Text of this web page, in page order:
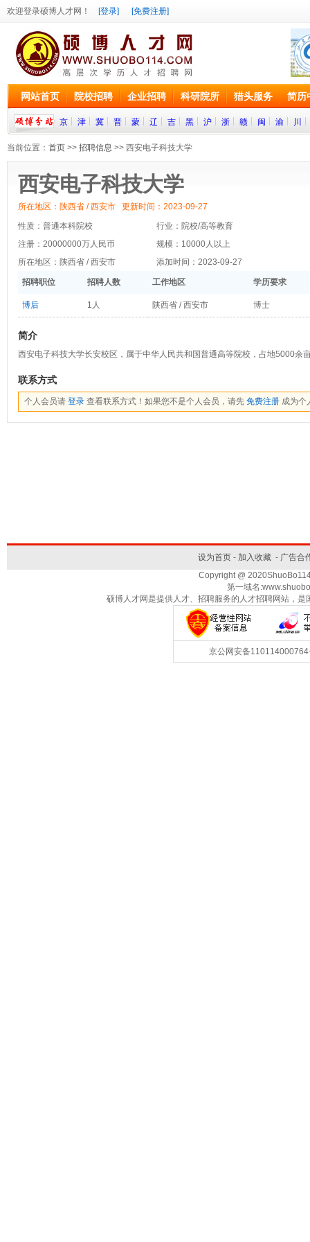
欢迎登录硕博人才网！ [登录] [免费注册]
网站首页 院校招聘 企业招聘 科研院所 猎头服务 简历
京 津 冀 晋 蒙 辽 吉 黑 沪 浙 赣 闽 渝 川
当前位置： 首页 >> 招聘信息 >> 西安电子科技大学
西安电子科技大学
所在地区：陕西省 / 西安市 更新时间：2023-09-27
性质：普通本科院校
行业：院校/高等教育
注册：20000000万人民币
规模：10000人以上
所在地区：陕西省 / 西安市
添加时间：2023-09-27
招聘职位 招聘人数 工作地区 学历要求
博后 1人 陕西省 / 西安市 博士
简介
西安电子科技大学长安校区，属于中华人民共和国普通高等院校，占地5000余
联系方式
个人会员请 登录 查看联系方式！如果您不是个人会员，请先 免费注册 成为个
设为首页- 加入收藏- 广告合
Copyright @
第一域名
硕博人才网是提供人才、招聘服务的人才招聘网站，
京公网安备